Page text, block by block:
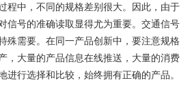
中，不同的规格差别很大。因此，由于
信号的准确读取显得尤为重要。交通信号
殊需要。在同一产品创新中，要注意规格
，大量的产品信息在线推送，大量的消费
进行选择和比较，始终拥有正确的产品。